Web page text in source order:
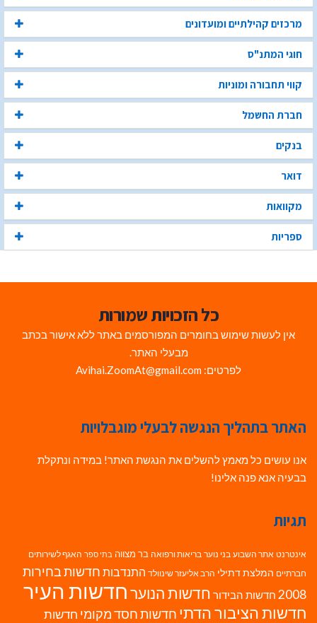
מרכזים קהילתיים ומועדונים
חוגי המתנ"ס
קווי תחבורה ומוניות
חברת החשמל
בנקים
דואר
מקוואות
ספריות
כל הזכויות שמורות
אין לעשות שימוש בחומרים המפורסמים באתר ללא אישור בכתב
מבעלי האתר.
לפרטים: Avihai.ZoomAt@gmail.com
האתר בתהליך הנגשה לבעלי מוגבלויות
אנו עושים כל מאמץ להשלים את הנגשת האתר! במידה ונתקלת
בבעיה אנא פנה אלינו!
תגיות
אינטרנט אתר השבוע בני נוער בריאות ורפואה בר מצווה בתי ספר האגף לשירותים
חברתיים המלצת דתילי הרב אליעזר שינוולד התנדבות חדשות בחירות
2008 חדשות הבידור חדשות הנוערחדשות העיר
חדשות הציבור הדתי חדשות חסד מקומי חדשות